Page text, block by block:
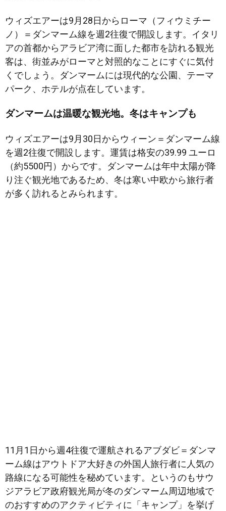
ウィズエアーは9月28日からローマ（フィウミチー
ノ）＝ダンマーム線を週2往復で開設します。イタリ
アの首都からアラビア湾に面した都市を訪れる観光
客は、街並みがローマと対照的なことにすぐに気付
くでしょう。ダンマームには現代的な公園、テーマ
パーク、ホテルが点在しています。
ダンマームは温暖な観光地。冬はキャンプも
ウィズエアーは9月30日からウィーン＝ダンマーム線
を週2往復で開設します。運賃は格安の39.99 ユーロ
（約5500円）からです。ダンマームは年中太陽が降
り注ぐ観光地であるため、冬は寒い中欧から旅行者
が多く訪れるとみられます。
11月1日から週4往復で運航されるアブダビ＝ダンマ
ーム線はアウトドア大好きの外国人旅行者に人気の
路線になる可能性を秘めています。というのもサウ
ジアラビア政府観光局が冬のダンマーム周辺地域で
のおすすめのアクティビティに「キャンプ」を挙げ